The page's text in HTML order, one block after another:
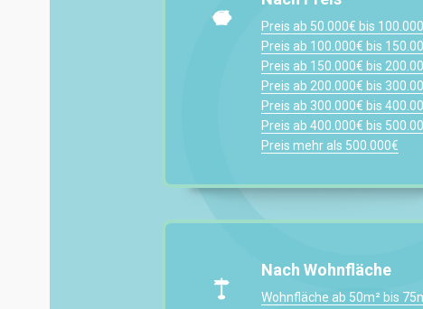
Preis ab 50.000€ bis
Preis ab 100.000€ bis
Preis ab 150.000€ bis
Preis ab 200.000€ bis
Preis ab 300.000€ bis
Preis ab 400.000€ bis
Preis mehr als 500.000€
Nach Wohnfläche
Wohnfläche ab 50m² bis